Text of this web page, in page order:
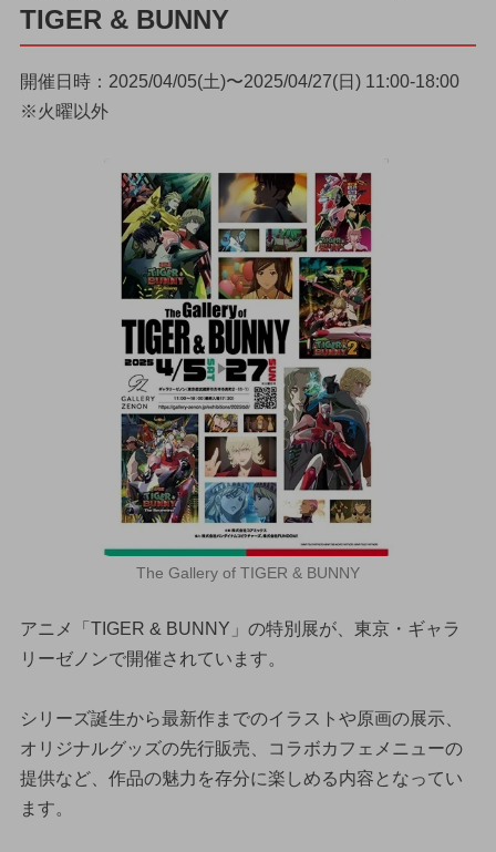
TIGER & BUNNY
開催日時：2025/04/05(土)〜2025/04/27(日) 11:00-18:00
※火曜以外
The Gallery of TIGER & BUNNY
アニメ「TIGER & BUNNY」の特別展が、東京・ギャラ
リーゼノンで開催されています。
シリーズ誕生から最新作までのイラストや原画の展示、
オリジナルグッズの先行販売、コラボカフェメニューの
提供など、作品の魅力を存分に楽しめる内容となってい
ます。